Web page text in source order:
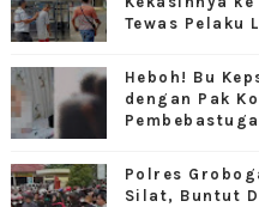
Tewas Pelaku
Heboh! Bu
dengan Pak
Polres
Silat, Buntut